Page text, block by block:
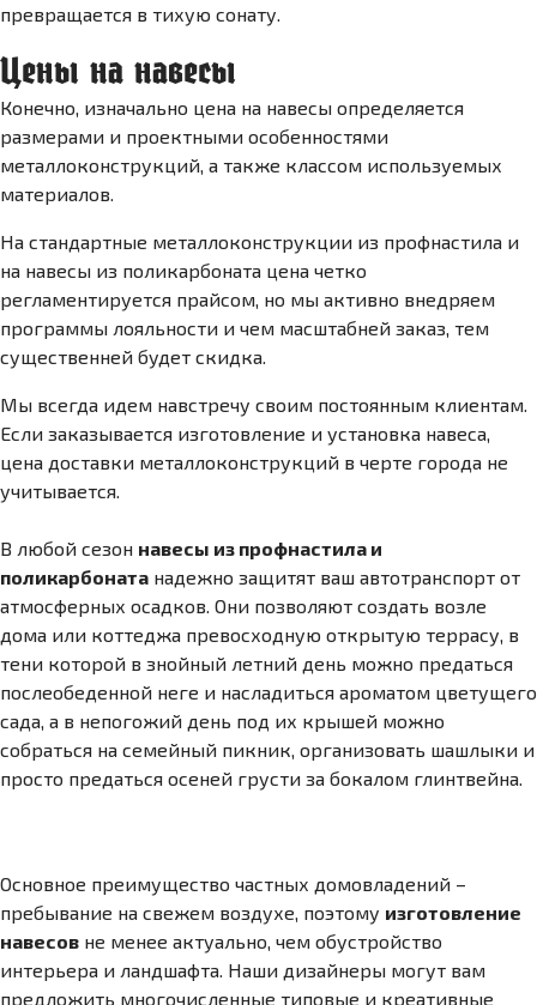
превращается в тихую сонату.
Цены на навесы
Конечно, изначально цена на навесы определяется
размерами и проектными особенностями
металлоконструкций, а также классом используемых
материалов.
На стандартные металлоконструкции из профнастила и
на навесы из поликарбоната цена четко
регламентируется прайсом, но мы активно внедряем
программы лояльности и чем масштабней заказ, тем
существенней будет скидка.
Мы всегда идем навстречу своим постоянным клиентам.
Если заказывается изготовление и установка навеса,
цена доставки металлоконструкций в черте города не
учитывается.
В любой сезон навесы из профнастила и
поликарбоната надежно защитят ваш автотранспорт от
атмосферных осадков. Они позволяют создать возле
дома или коттеджа превосходную открытую террасу, в
тени которой в знойный летний день можно предаться
послеобеденной неге и насладиться ароматом цветущего
сада, а в непогожий день под их крышей можно
собраться на семейный пикник, организовать шашлыки и
просто предаться осеней грусти за бокалом глинтвейна.
Основное преимущество частных домовладений –
пребывание на свежем воздухе, поэтому изготовление
навесов не менее актуально, чем обустройство
интерьера и ландшафта. Наши дизайнеры могут вам
предложить многочисленные типовые и креативные